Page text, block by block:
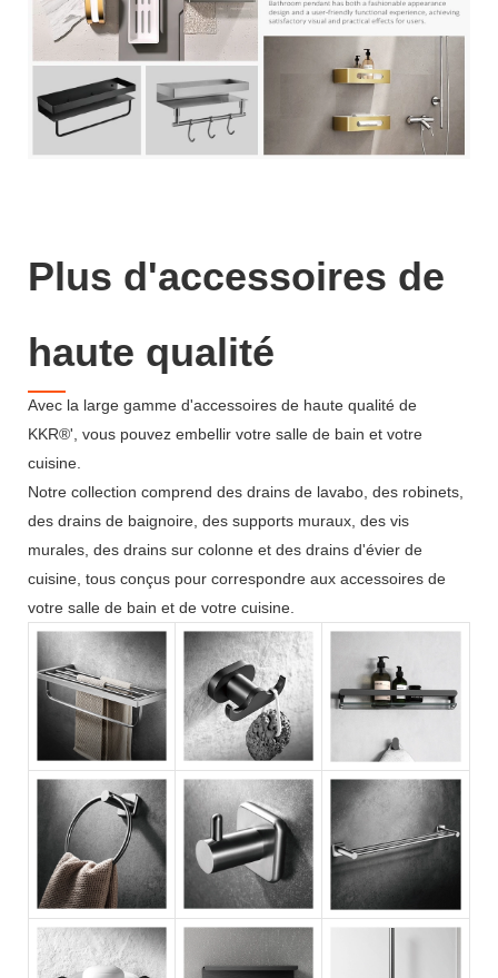
Plus d'accessoires de
haute qualité
Avec la large gamme d'accessoires de haute qualité de
KKR®', vous pouvez embellir votre salle de bain et votre
cuisine.
Notre collection comprend des drains de lavabo, des robinets,
des drains de baignoire, des supports muraux, des vis
murales, des drains sur colonne et des drains d'évier de
cuisine, tous conçus pour correspondre aux accessoires de
votre salle de bain et de votre cuisine.